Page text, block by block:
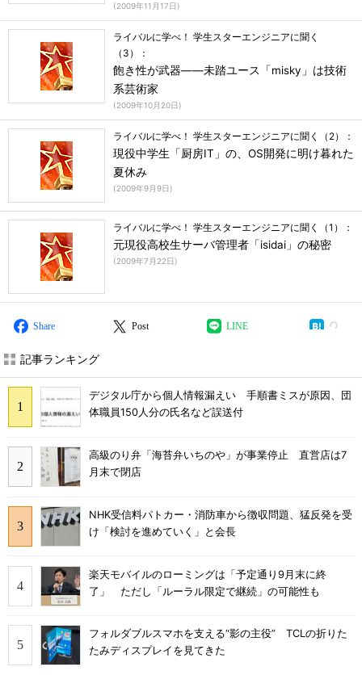
(2009年11月17日)
ライバルに学べ！ 学生スターエンジニアに聞く
（3）：
飽き性が武器――未踏ユース「misky」は技術
系芸術家
(2009年10月20日)
ライバルに学べ！ 学生スターエンジニアに聞く（2）：
現役中学生「厨房IT」の、OS開発に明け暮れた
夏休み
(2009年9月9日)
ライバルに学べ！ 学生スターエンジニアに聞く（1）：
元現役高校生サーバ管理者「isidai」の秘密
(2009年7月22日)
Share Post LINE
記事ランキング
デジタル庁から個人情報漏えい 手順書ミスが原因、団
体職員150人分の氏名など誤送付
高級のり弁「海苔弁いちのや」が事業停止 直営店は7
月末で閉店
NHK受信料パトカー・消防車から徴収問題、猛反発を受
け「検討を進めていく」と会長
楽天モバイルのローミングは「予定通り9月末に終
了」 ただし「ルーラル限定で継続」の可能性も
フォルダブルスマホを支える“影の主役” TCLの折りた
たみディスプレイを見てきた